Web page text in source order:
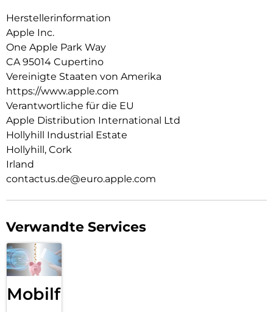
sperren, dich bei Apps anmelden und bezahlen − mit nur
ctiontaste. Die Abkürzung zu deinem Lieblings­feature. Wenn
du die Actiontaste lange drückst, kannst du alles Mögliche
machen – aktiviere den Stummmodus, Über­setzung, visuelle
Intelligenz und mehr.
Farben. Das iPhone 17e kommt in drei tollen Farben. Wähle
zwi­schen zeitlosem Schwarz, Weiß oder dem neuen zarten
Hellrosa.
Herstellerinformation
Apple Inc.
One Apple Park Way
CA 95014 Cupertino
Vereinigte Staaten von Amerika
https://www.apple.com
Verantwortliche für die EU
Apple Distribution International Ltd
Hollyhill Industrial Estate
Hollyhill, Cork
Irland
contactus.de@euro.apple.com
Verwandte Services
Mobilfunk